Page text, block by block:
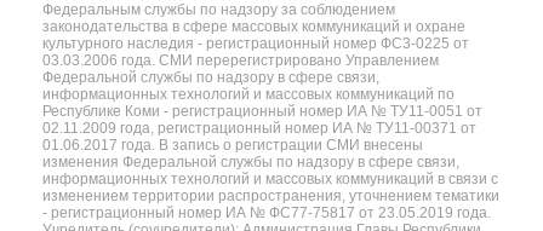
Федеральным службы по надзору за соблюдением
законодательства в сфере массовых коммуникаций и охране
культурного наследия - регистрационный номер ФС3-0225 от
03.03.2006 года. СМИ перерегистрировано Управлением
Федеральной службы по надзору в сфере связи,
информационных технологий и массовых коммуникаций по
Республике Коми - регистрационный номер ИА № ТУ11-0051 от
02.11.2009 года, регистрационный номер ИА № ТУ11-00371 от
01.06.2017 года. В запись о регистрации СМИ внесены
изменения Федеральной службы по надзору в сфере связи,
информационных технологий и массовых коммуникаций в связи с
изменением территории распространения, уточнением тематики
- регистрационный номер ИА № ФС77-75817 от 23.05.2019 года.